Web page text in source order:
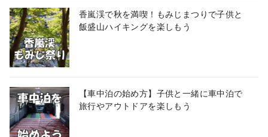
香嵐渓で秋を満喫！もみじまつりで子供と
飯盛山ハイキングを楽しもう
【車中泊の始め方】子供と一緒に車中泊で
旅行やアウトドアを楽しもう